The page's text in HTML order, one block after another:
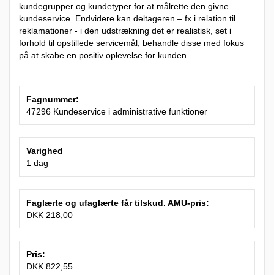
kundegrupper og kundetyper for at målrette den givne
kundeservice. Endvidere kan deltageren – fx i relation til
reklamationer - i den udstrækning det er realistisk, set i
forhold til opstillede servicemål, behandle disse med fokus
på at skabe en positiv oplevelse for kunden.
Fagnummer:
47296 Kundeservice i administrative funktioner
Varighed
1 dag
Faglærte og ufaglærte får tilskud. AMU-pris:
DKK 218,00
Pris:
DKK 822,55